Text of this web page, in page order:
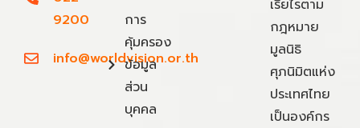
9200
info@worldvision.or.th
การ
คุ้มครอง
ข้อมูล
ส่วน
บุคคล
เรี่ยไรตาม
กฎหมาย
มูลนิธิ
ศุภนิมิตแห่ง
ประเทศไทย
เป็นองค์กร